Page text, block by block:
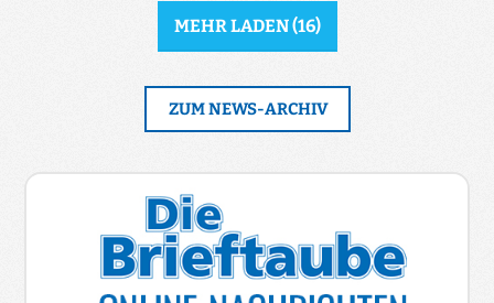
MEHR LADEN(16)
ZUM NEWS-ARCHIV